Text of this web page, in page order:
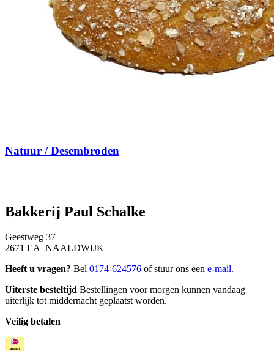
Natuur / Desembroden
Bakkerij Paul Schalke
Geestweg 37
2671 EA NAALDWIJK
Heeft u vragen? Bel 0174-624576 of stuur ons een e-mail.
Uiterste besteltijd Bestellingen voor morgen kunnen vandaag
uiterlijk tot middernacht geplaatst worden.
Veilig betalen